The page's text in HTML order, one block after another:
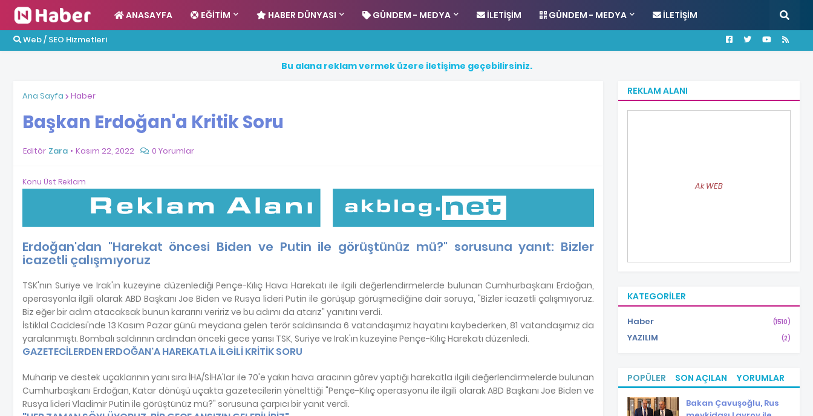
ANASAYFA EĞITIM HABER DÜNYASI GÜNDEM - MEDYA İLETIŞIM GÜNDEM - MEDYA İLETIŞIM
Web / SEO Hizmetleri
Bu alana reklamvermek üzere iletişime geçebilirsiniz.
Ana Sayfa Haber
Başkan Erdoğan'a Kritik Soru
Editör Zara Kasım 22, 2022 0 Yorumlar
Konu Üst Reklam
Erdoğan'dan "Harekat öncesi Biden ve Putin ile görüştünüz mü?" sorusuna yanıt: Bizler
icazetli çalışmıyoruz
TSK'nın Suriye ve Irak'ın kuzeyine düzenlediği Pençe-Kılıç Hava Harekatı ile ilgili değerlendirmelerde bulunan Cumhurbaşkanı Erdoğan,
operasyonla ilgili olarak ABD Başkanı Joe Biden ve Rusya lideri Putin ile görüşüp görüşmediğine dair soruya, "Bizler icazetli çalışmıyoruz.
Biz eğer bir adım atacaksak bunun kararını veririz ve bu adımı da atarız" yanıtını verdi.
İstiklal Caddesi'nde 13 Kasım Pazar günü meydana gelen terör saldırısında 6 vatandaşımız hayatını kaybederken, 81 vatandaşımız da
yaralanmıştı. Bombalı saldırının ardından önceki gece yarısı TSK, Suriye ve Irak'ın kuzeyine Pençe-Kılıç Harekatı düzenledi.
GAZETECİLERDEN ERDOĞAN'A HAREKATLA İLGİLİ KRİTİK SORU
Muharip ve destek uçaklarının yanı sıra İHA/SİHA'lar ile 70'e yakın hava aracının görev yaptığı harekatla ilgili değerlendirmelerde bulunan
Cumhurbaşkanı Erdoğan, Katar dönüşü uçakta gazetecilerin yönelttiği "Pençe-Kılıç operasyonu ile ilgili olarak ABD Başkanı Joe Biden ve
Rusya lideri Vladimir Putin ile görüştünüz mü?" sorusuna çarpıcı bir yanıt verdi.
REKLAM ALANI
Ak WEB
KATEGORILER
Haber (1510)
YAZILIM (2)
POPÜLER SON AÇILAN YORUMLAR
Bakan Çavuşoğlu, Rus